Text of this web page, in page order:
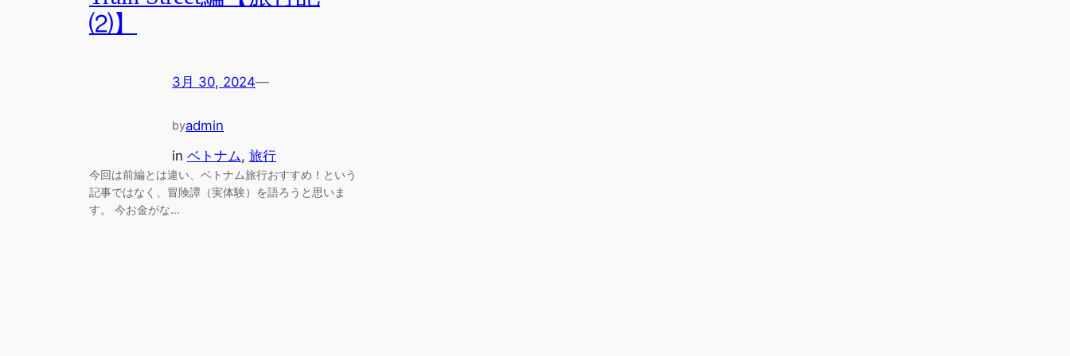
⑵】
3月 30, 2024—
byadmin
in ベトナム, 旅行
今回は前編とは違い、ベトナム旅行おすすめ！という
記事ではなく、冒険譚（実体験）を語ろうと思いま
す。 今お金がな…